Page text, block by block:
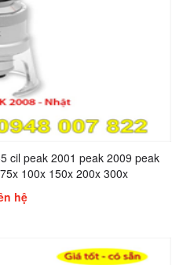
cil peak 2001 peak 2009 peak
100x 150x 200x 300x
hệ